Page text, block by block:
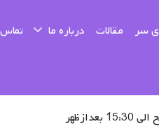
مقالات درباره ما تماس